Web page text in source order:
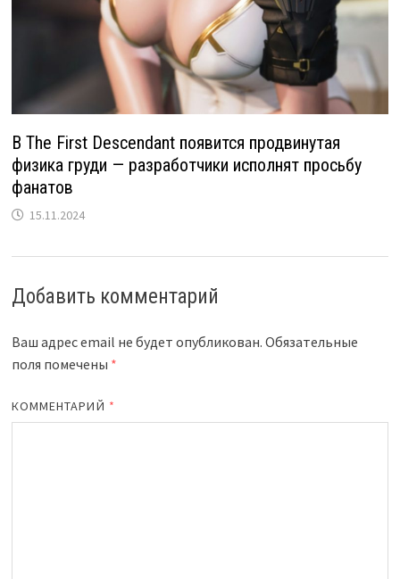
В The First Descendant появится продвинутая
физика груди — разработчики исполнят просьбу
фанатов
15.11.2024
Добавить комментарий
Ваш адрес email не будет опубликован. Обязательные
поля помечены *
КОММЕНТАРИЙ *